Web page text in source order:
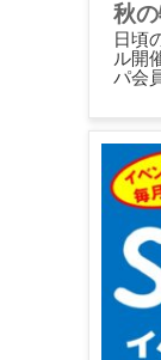
秋
日頃
ル開
パ会